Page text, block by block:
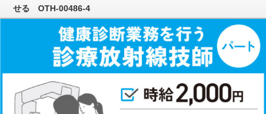
せる OTH-00486-4